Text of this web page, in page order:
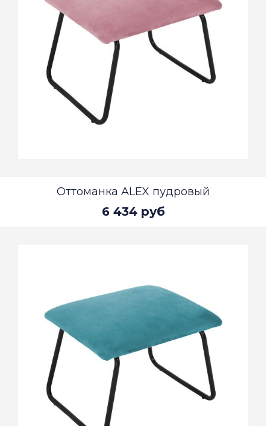
Оттоманка ALEX пудровый
6 434 руб